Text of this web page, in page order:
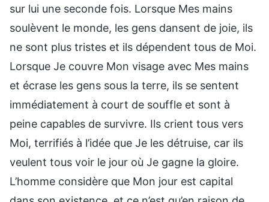
sur lui une seconde fois. Lorsque Mes mains
soulèvent le monde, les gens dansent de joie, ils
ne sont plus tristes et ils dépendent tous de Moi.
Lorsque Je couvre Mon visage avec Mes mains
et écrase les gens sous la terre, ils se sentent
immédiatement à court de souffle et sont à
peine capables de survivre. Ils crient tous vers
Moi, terrifiés à l’idée que Je les détruise, car ils
veulent tous voir le jour où Je gagne la gloire.
L’homme considère que Mon jour est capital